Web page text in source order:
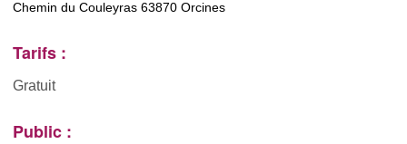
Chemin du Couleyras 63870 Orcines
Tarifs :
Gratuit
Public :